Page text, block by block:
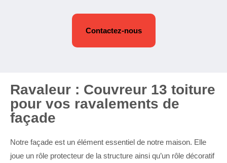
Contactez-nous
Ravaleur : Couvreur 13 toiture
pour vos ravalements de
façade
Notre façade est un élément essentiel de notre maison. Elle
joue un rôle protecteur de la structure ainsi qu’un rôle décoratif